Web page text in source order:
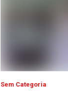
Sem Categoria